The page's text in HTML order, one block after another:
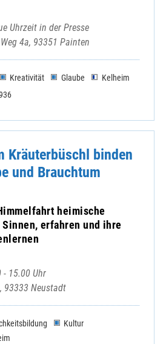
Uhrzeit in der Presse
4a, 93351 Painten
Kreativität Glaube
Kelheim
Kräuterbüschl binden
und Brauchtum
heimische
erfahren und ihre
- 15.00 Uhr
93333 Neustadt
Kultur